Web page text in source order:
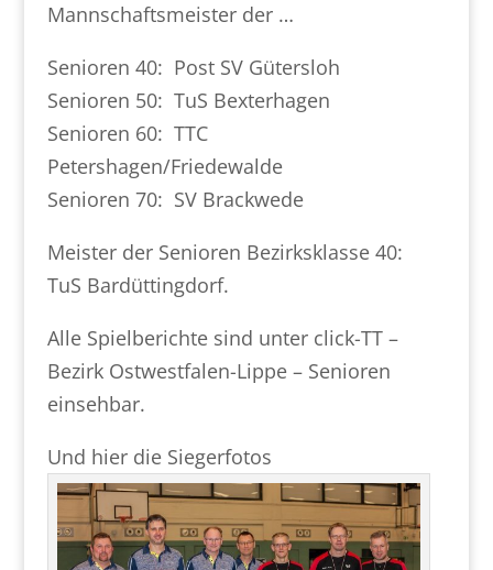
Mannschaftsmeister der …
Senioren 40: Post SV Gütersloh
Senioren 50: TuS Bexterhagen
Senioren 60: TTC
Petershagen/Friedewalde
Senioren 70: SV Brackwede
Meister der Senioren Bezirksklasse 40:
TuS Bardüttingdorf.
Alle Spielberichte sind unter click-TT –
Bezirk Ostwestfalen-Lippe – Senioren
einsehbar.
Und hier die Siegerfotos